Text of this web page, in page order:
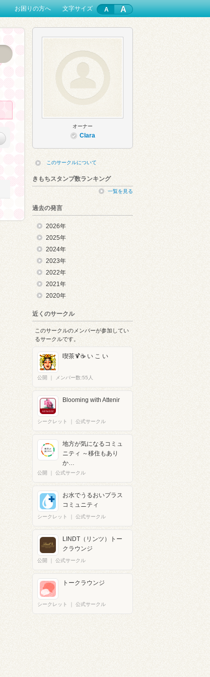
お困りの方へ 文字サイズ A
オーナー
Clara
このサークルについて
きもちスタンプ数ランキング
一覧を見る
過去の発言
2026年
2025年
2024年
2023年
2022年
2021年
2020年
近くのサークル
このサークルのメンバーが参加してい
るサークルです。
喫茶🍹☕ い こ い
公開 メンバー数:55人
Blooming with Attenir
シークレット 公式サークル
地方が気になるコミュ
ニティ ～移住もあり
か…
公開 公式サークル
お水でうるおいプラス
コミュニティ
シークレット 公式サークル
LINDT（リンツ）トー
クラウンジ
公開 公式サークル
トークラウンジ
シークレット 公式サークル